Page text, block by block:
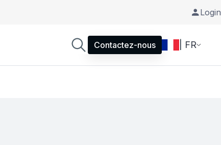
Login
Contactez-nous | FR